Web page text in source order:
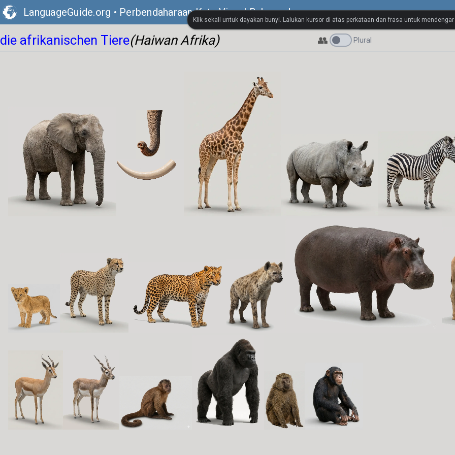
LanguageGuide.org • Perbendaharaan Kata Visual Bahasa Jerman
die afrikanischen Tiere(Haiwan Afrika) 👥 Plural
Klik sekali untuk dayakan bunyi. Lalukan kursor di atas perkataan dan frasa untuk